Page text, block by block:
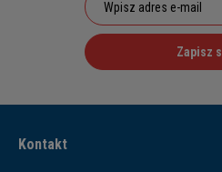
Zapisz
Kontakt